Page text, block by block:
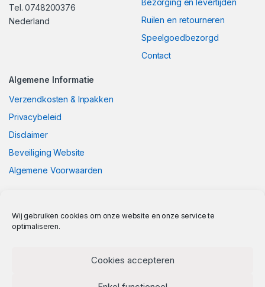
Wij gebruiken cookies om onze website en onze service te
optimaliseren.
Cookies accepteren
Tel. 0748200376
Nederland
Bezorging en levertijden
Ruilen en retourneren
Speelgoedbezorgd
Contact
Algemene Informatie
Verzendkosten & Inpakken
Privacybeleid
Disclaimer
Beveiliging Website
Algemene Voorwaarden